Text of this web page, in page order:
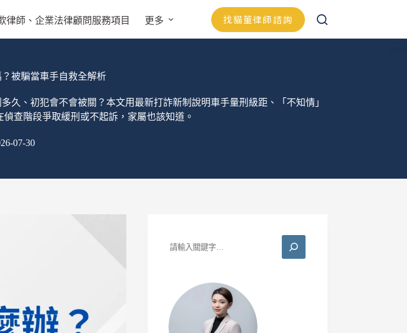
律師、企業法律顧問服務項目 更多 找貓董律師諮詢
被騙當車手自救全解析
、初犯會不會被關？本文用最新打詐新制說明車手量刑級距、「不知情」
查階段爭取緩刑或不起訴，家屬也該知道。
07-30
搜
尋